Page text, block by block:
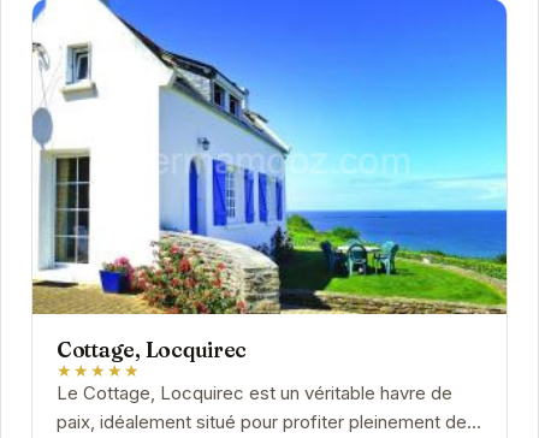
Cottage, Locquirec
★★★★★
Le Cottage, Locquirec est un véritable havre de
paix, idéalement situé pour profiter pleinement des